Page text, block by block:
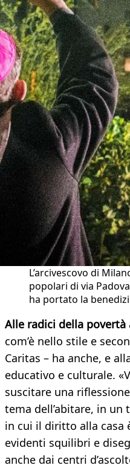
L’arcivescovo di
popolari di via
ha portato la
Alle radici della povertà
com’è nello stile e
Caritas – ha anche, e
educativo e culturale.
suscitare una
tema dell’abitare, in
in cui il diritto alla casa
evidenti squilibri e
anche dai centri